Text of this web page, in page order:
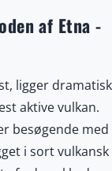
af Etna -
ligger dramatisk
aktive vulkan.
besøgende med
i sort vulkansk